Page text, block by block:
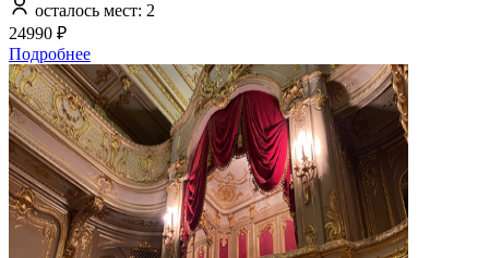
осталось мест: 2
24990 ₽
Подробнее